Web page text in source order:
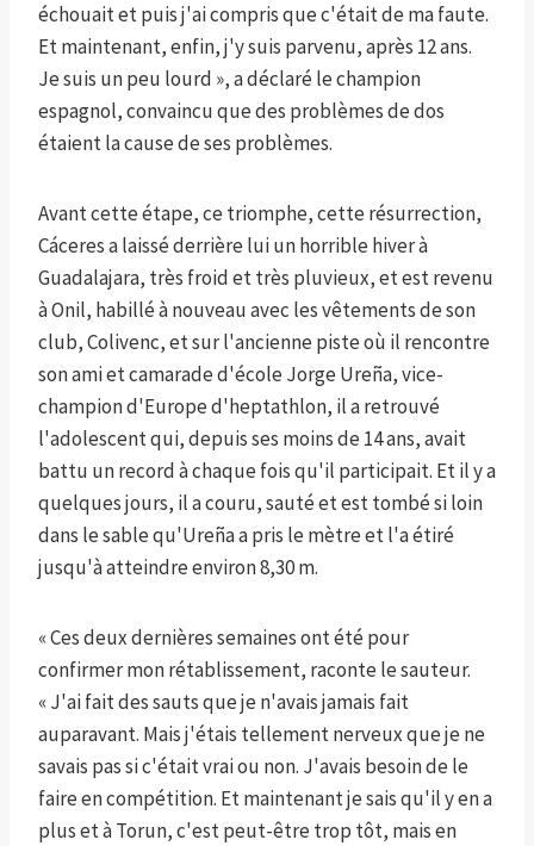
échouait et puis j'ai compris que c'était de ma faute.
Et maintenant, enfin, j'y suis parvenu, après 12 ans.
Je suis un peu lourd », a déclaré le champion
espagnol, convaincu que des problèmes de dos
étaient la cause de ses problèmes.
Avant cette étape, ce triomphe, cette résurrection,
Cáceres a laissé derrière lui un horrible hiver à
Guadalajara, très froid et très pluvieux, et est revenu
à Onil, habillé à nouveau avec les vêtements de son
club, Colivenc, et sur l'ancienne piste où il rencontre
son ami et camarade d'école Jorge Ureña, vice-
champion d'Europe d'heptathlon, il a retrouvé
l'adolescent qui, depuis ses moins de 14 ans, avait
battu un record à chaque fois qu'il participait. Et il y a
quelques jours, il a couru, sauté et est tombé si loin
dans le sable qu'Ureña a pris le mètre et l'a étiré
jusqu'à atteindre environ 8,30 m.
« Ces deux dernières semaines ont été pour
confirmer mon rétablissement, raconte le sauteur.
« J'ai fait des sauts que je n'avais jamais fait
auparavant. Mais j'étais tellement nerveux que je ne
savais pas si c'était vrai ou non. J'avais besoin de le
faire en compétition. Et maintenant je sais qu'il y en a
plus et à Torun, c'est peut-être trop tôt, mais en